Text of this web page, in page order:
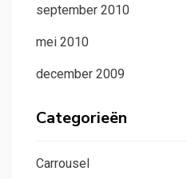
september 2010
mei 2010
december 2009
Categorieën
Carrousel